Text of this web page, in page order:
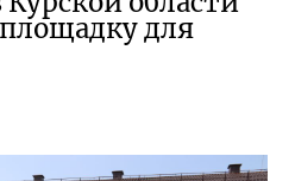
для